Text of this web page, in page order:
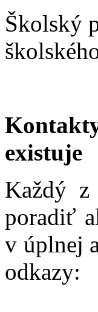
Školský
existuje
Každý
poradiť
v úplnej
odkazy: